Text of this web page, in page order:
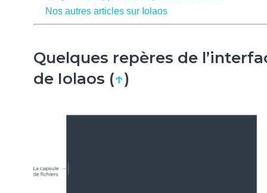
Nos autres articles sur Iolaos
Quelques repères de
de Iolaos (↑)